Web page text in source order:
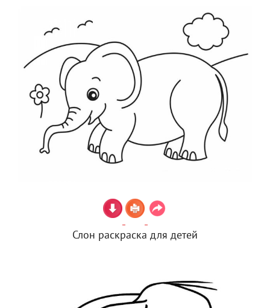
Слон раскраска для детей